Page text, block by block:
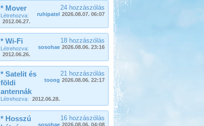
24 hozzászólás
ruhipatel 2026.08.07. 06:07
* Mover
Létrehozva:
2012.06.27.
18 hozzászólás
sosohae 2026.08.06. 23:16
* Wi-Fi
Létrehozva:
2012.06.26.
21 hozzászólás
toong 2026.08.06. 22:17
* Satelit és
földi
antennák
Létrehozva: 2012.06.28.
16 hozzászólás
sosohae 2026.08.06. 04:08
* Hosszú